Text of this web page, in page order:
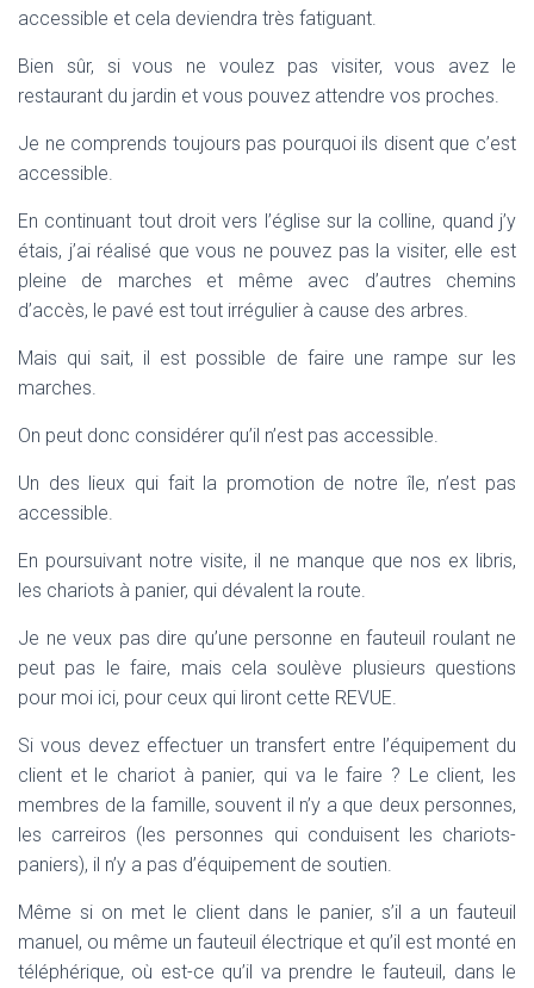
accessible et cela deviendra très fatiguant.
Bien sûr, si vous ne voulez pas visiter, vous avez le
restaurant du jardin et vous pouvez attendre vos proches.
Je ne comprends toujours pas pourquoi ils disent que c’est
accessible.
En continuant tout droit vers l’église sur la colline, quand j’y
étais, j’ai réalisé que vous ne pouvez pas la visiter, elle est
pleine de marches et même avec d’autres chemins
d’accès, le pavé est tout irrégulier à cause des arbres.
Mais qui sait, il est possible de faire une rampe sur les
marches.
On peut donc considérer qu’il n’est pas accessible.
Un des lieux qui fait la promotion de notre île, n’est pas
accessible.
En poursuivant notre visite, il ne manque que nos ex libris,
les chariots à panier, qui dévalent la route.
Je ne veux pas dire qu’une personne en fauteuil roulant ne
peut pas le faire, mais cela soulève plusieurs questions
pour moi ici, pour ceux qui liront cette REVUE.
Si vous devez effectuer un transfert entre l’équipement du
client et le chariot à panier, qui va le faire ? Le client, les
membres de la famille, souvent il n’y a que deux personnes,
les carreiros (les personnes qui conduisent les chariots-
paniers), il n’y a pas d’équipement de soutien.
Même si on met le client dans le panier, s’il a un fauteuil
manuel, ou même un fauteuil électrique et qu’il est monté en
téléphérique, où est-ce qu’il va prendre le fauteuil, dans le